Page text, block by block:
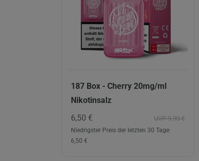
187 Box - Cherry 20mg/ml
Nikotinsalz
UVP 9,90 €
6,50 €
Niedrigster Preis der letzten 30 Tage:
6,50 €